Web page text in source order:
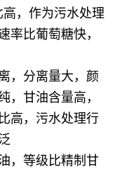
，作为污水处理
率比葡萄糖快，
，分离量大，颜
，甘油含量高，
高，污水处理行
，等级比精制甘